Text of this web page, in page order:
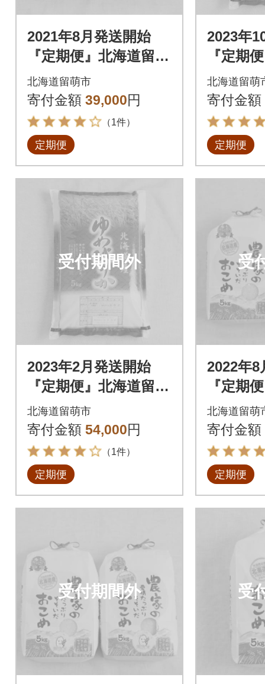
2021年8月発送開始
『定期便』北海道留萌
産ななつぼし 6kg(3
kg×2個)全4回
北海道留萌市
寄付金額 39,000円
（1件）
定期便
2023年
『定期
産ゆめ
回
北海道留萌
寄付金額
定期便
受付期間外
2023年2月発送開始
『定期便』北海道留萌
産ゆめぴりか 5kg 全6
回
北海道留萌市
寄付金額 54,000円
（1件）
定期便
受
2022年8
『定期
か【北
3回
北海道留萌
寄付金額
定期便
受付期間外 受